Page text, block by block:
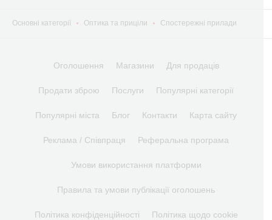
Основні категорії Оптика та приціли Спостережні прилади
Оголошення Магазини Для продаців
Продати зброю Послуги Популярні категорії
Популярні міста Блог Контакти Карта сайту
Реклама / Співпраця Реферальна програма
Умови використання платформи
Правила та умови публікації оголошень
Політика конфіденційності Політика щодо cookie